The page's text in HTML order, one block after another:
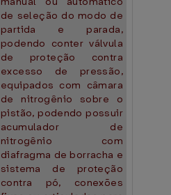
de seleção do modo de
partida e parada,
podendo conter válvula
de proteção contra
excesso de pressão,
equipados com câmara
de nitrogênio sobre o
pistão, podendo possuir
acumulador de
nitrogênio com
diafragma de borracha e
sistema de proteção
contra pó, conexões